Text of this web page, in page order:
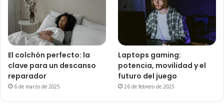
El colchón perfecto: la
clave para un descanso
reparador
6 de marzo de 2025
Laptops gaming:
potencia, movilidad y el
futuro del juego
26 de febrero de 2025